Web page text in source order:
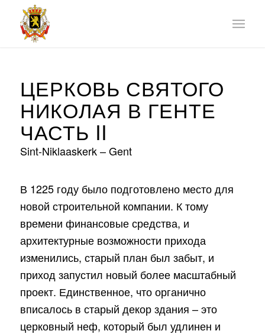
ЦЕРКОВЬ СВЯТОГО
НИКОЛАЯ В ГЕНТЕ
ЧАСТЬ II
Sint-Niklaaskerk – Gent
В 1225 году было подготовлено место для
новой строительной компании. К тому
времени финансовые средства, и
архитектурные возможности прихода
изменились, старый план был забыт, и
приход запустил новый более масштабный
проект. Единственное, что органично
вписалось в старый декор здания – это
церковный неф, который был удлинен и